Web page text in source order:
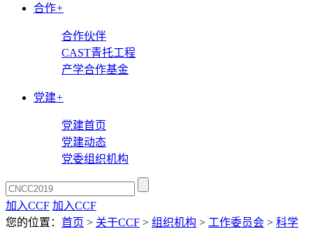
合作+
合作伙伴
CAST青托工程
产学合作基金
党建+
党建首页
党建动态
党委组织机构
加入CCF 加入CCF
您的位置： 首页 > 关于CCF > 组织机构 > 工作委员会 > 科学